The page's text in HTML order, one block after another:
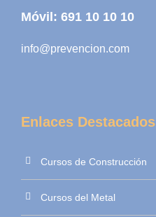
Móvil: 691 10 10 10
info@prevencion.com
Enlaces Destacados
Cursos de Construcción
Cursos del Metal